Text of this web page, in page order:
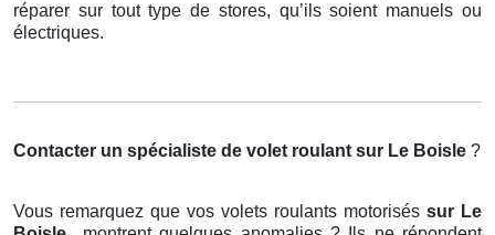
réparer sur tout type de stores, qu’ils soient manuels ou
électriques.
Contacter un spécialiste de volet roulant sur Le Boisle ?
Vous remarquez que vos volets roulants motorisés sur Le